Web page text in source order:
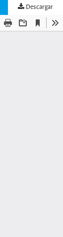
Descargar